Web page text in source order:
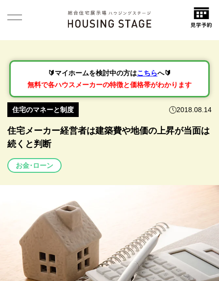
🔰マイホームを検討中の方はこちらへ🔰
無料で各ハウスメーカーの特徴と価格帯がわかります
住宅のマネーと制度 2018.08.14
住宅メーカー経営者は建築費や地価の上昇が当面は
続くと判断
お金･ローン